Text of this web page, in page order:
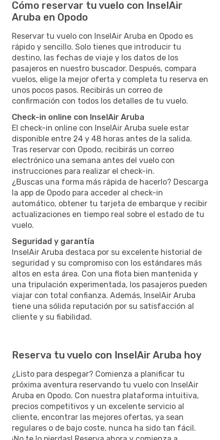
Cómo reservar tu vuelo con InselAir
Aruba en Opodo
Reservar tu vuelo con InselAir Aruba en Opodo es
rápido y sencillo. Solo tienes que introducir tu
destino, las fechas de viaje y los datos de los
pasajeros en nuestro buscador. Después, compara
vuelos, elige la mejor oferta y completa tu reserva en
unos pocos pasos. Recibirás un correo de
confirmación con todos los detalles de tu vuelo.
Check-in online con InselAir Aruba
El check-in online con InselAir Aruba suele estar
disponible entre 24 y 48 horas antes de la salida.
Tras reservar con Opodo, recibirás un correo
electrónico una semana antes del vuelo con
instrucciones para realizar el check-in.
¿Buscas una forma más rápida de hacerlo? Descarga
la app de Opodo para acceder al check-in
automático, obtener tu tarjeta de embarque y recibir
actualizaciones en tiempo real sobre el estado de tu
vuelo.
Seguridad y garantía
InselAir Aruba destaca por su excelente historial de
seguridad y su compromiso con los estándares más
altos en esta área. Con una flota bien mantenida y
una tripulación experimentada, los pasajeros pueden
viajar con total confianza. Además, InselAir Aruba
tiene una sólida reputación por su satisfacción al
cliente y su fiabilidad.
Reserva tu vuelo con InselAir Aruba hoy
¿Listo para despegar? Comienza a planificar tu
próxima aventura reservando tu vuelo con InselAir
Aruba en Opodo. Con nuestra plataforma intuitiva,
precios competitivos y un excelente servicio al
cliente, encontrar las mejores ofertas, ya sean
regulares o de bajo coste, nunca ha sido tan fácil.